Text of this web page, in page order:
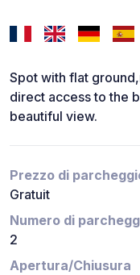
Spot with flat
direct access to the
beautiful view.
Prezzo di
Gratuit
Numero di
2
Apertura/Chiusura